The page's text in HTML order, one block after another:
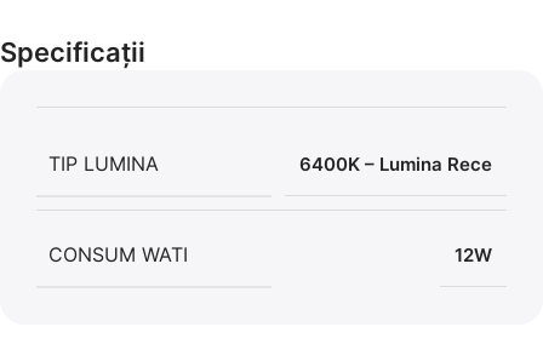
56,86 LEI
Specificații
TIP LUMINA 6400K – Lumina Rece
CONSUM WATI 12W